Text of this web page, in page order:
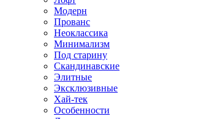
Модерн
Прованс
Неоклассика
Минимализм
Под старину
Скандинавские
Элитные
Эксклюзивные
Хай-тек
Особенности